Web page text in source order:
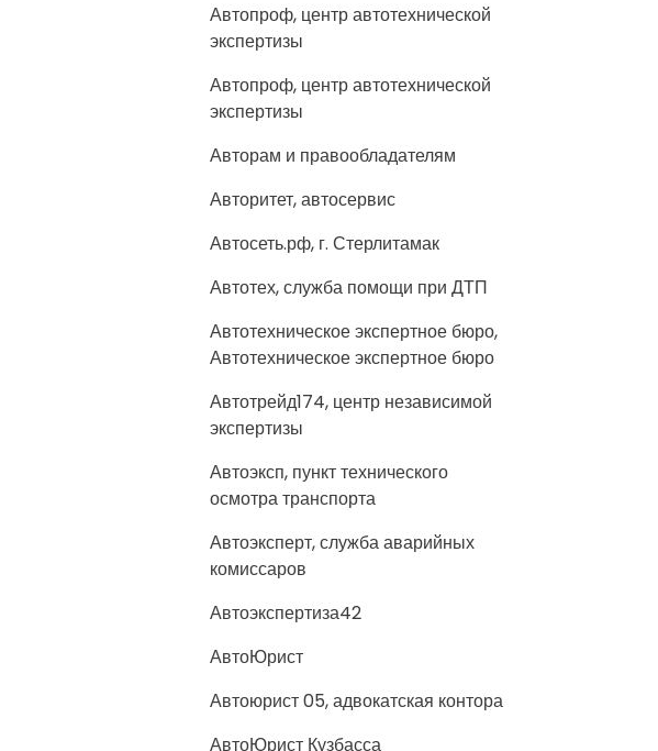
Автопроф, центр автотехнической
экспертизы
Автопроф, центр автотехнической
экспертизы
Авторам и правообладателям
Авторитет, автосервис
Автосеть.рф, г. Стерлитамак
Автотех, служба помощи при ДТП
Автотехническое экспертное бюро,
Автотехническое экспертное бюро
Автотрейд174, центр независимой
экспертизы
Автоэксп, пункт технического
осмотра транспорта
Автоэксперт, служба аварийных
комиссаров
Автоэкспертиза42
АвтоЮрист
Автоюрист 05, адвокатская контора
АвтоЮрист Кузбасса